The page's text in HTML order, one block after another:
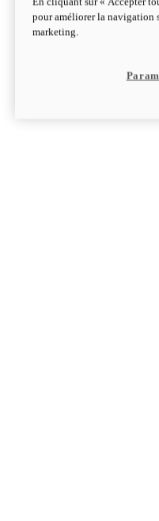
pour améliorer la navigation
marketing.